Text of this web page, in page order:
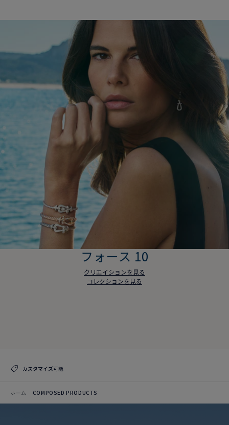
フォース 10
クリエイションを見る
コレクションを見る
カスタマイズ可能
ホーム COMPOSED PRODUCTS